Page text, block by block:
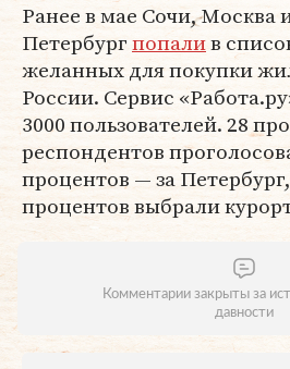
Ранее в мае Сочи, Москва
Петербургпопалив
желанных для покупки
России. Сервис
3000 пользователей. 28
респондентов
процентов — за
процентов выбрали
Комментарии закрыты за
давности